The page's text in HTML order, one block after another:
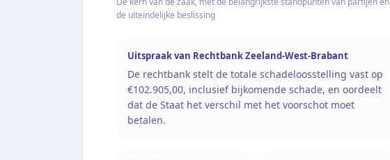
de uiteindelijke beslissing
Uitspraak van Rechtbank Zeeland-West-Brabant
De rechtbank stelt de totale schadeloosstelling vast op
€102.905,00, inclusief bijkomende schade, en oordeelt
dat de Staat het verschil met het voorschot moet
betalen.